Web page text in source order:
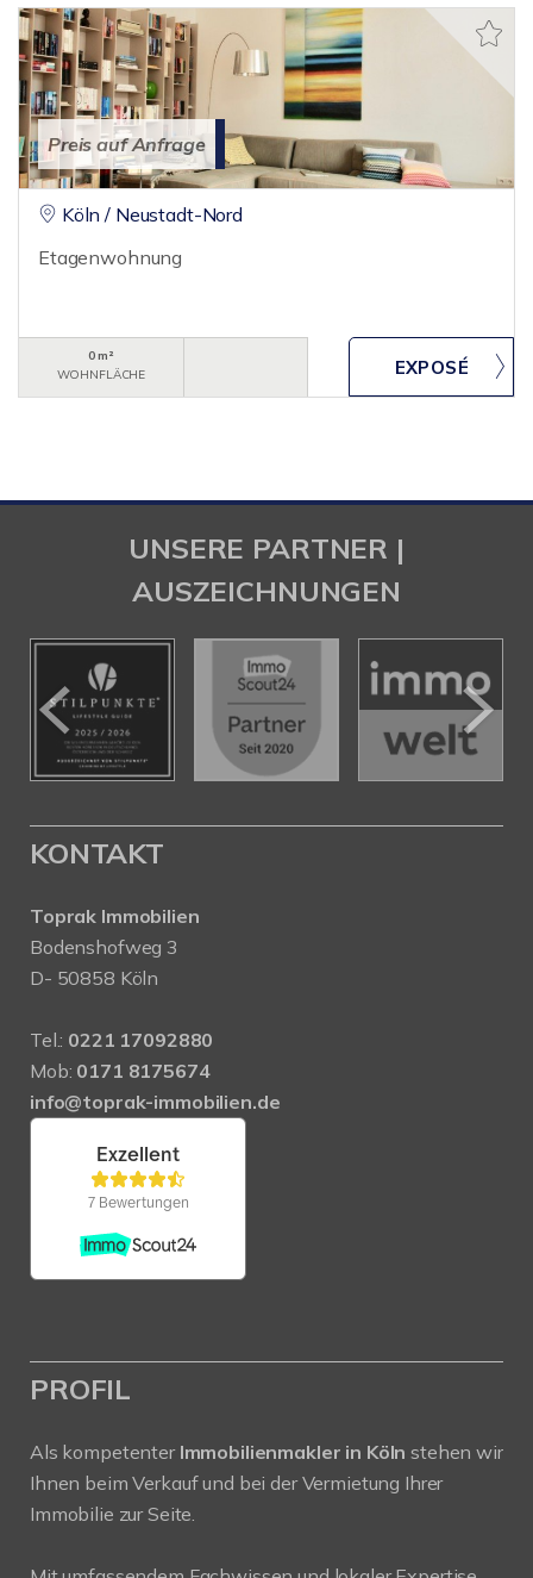
Preis auf Anfrage
Köln / Neustadt-Nord
Etagenwohnung
0 m²
WOHNFLÄCHE
UNSERE PARTNER |
AUSZEICHNUNGEN
KONTAKT
Toprak Immobilien
Bodenshofweg 3
D- 50858 Köln
Tel.: 0221 17092880
Mob: 0171 8175674
info@toprak-immobilien.de
PROFIL
Als kompetenter Immobilienmakler in Köln stehen wir
Ihnen beim Verkauf und bei der Vermietung Ihrer
Immobilie zur Seite.